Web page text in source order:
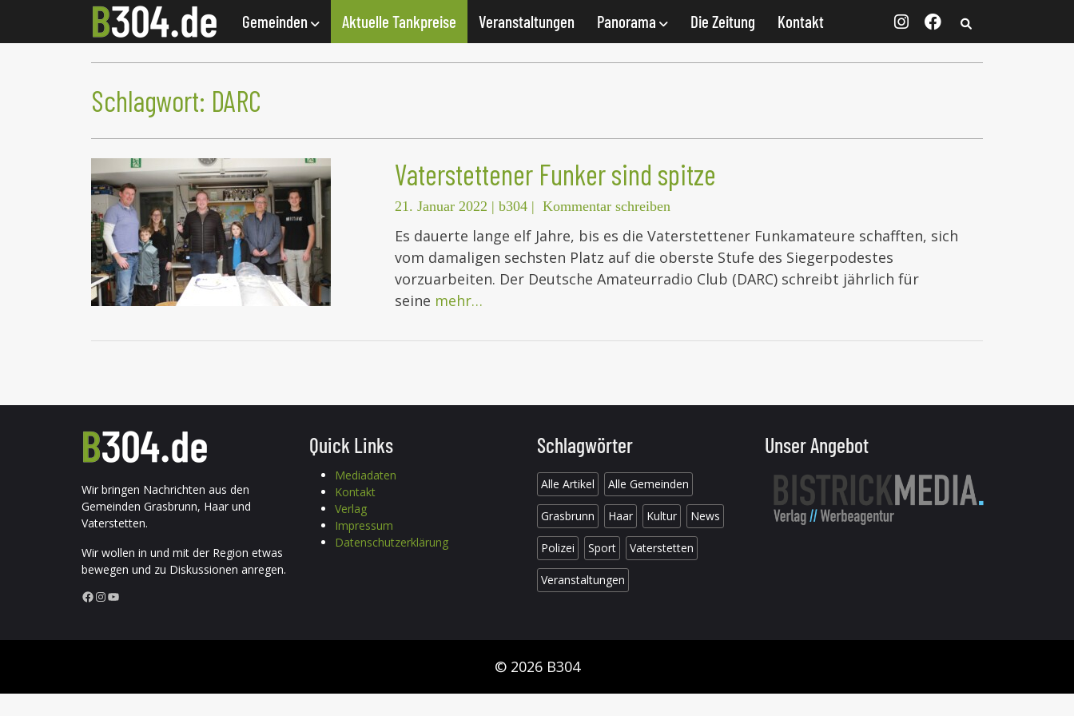
Gemeinden Aktuelle Tankpreise Veranstaltungen Panorama Die Zeitung Kontakt
Schlagwort: DARC
Vaterstettener Funker sind spitze
21. Januar 2022 | b304 | Kommentar schreiben
Es dauerte lange elf Jahre, bis es die Vaterstettener Funkamateure schafften, sich
vom damaligen sechsten Platz auf die oberste Stufe des Siegerpodestes
vorzuarbeiten. Der Deutsche Amateurradio Club (DARC) schreibt jährlich für
seine mehr…
Wir bringen Nachrichten aus den
Gemeinden Grasbrunn, Haar und
Vaterstetten.
Wir wollen in und mit der Region etwas
bewegen und zu Diskussionen anregen.
Facebook InstagramYouTube
Quick Links
Mediadaten
Kontakt
Verlag
Impressum
Datenschutzerklärung
Schlagwörter
Alle Artikel Alle Gemeinden
Grasbrunn Haar Kultur News
Polizei Sport Vaterstetten
Veranstaltungen
Unser Angebot
© 2026 B304